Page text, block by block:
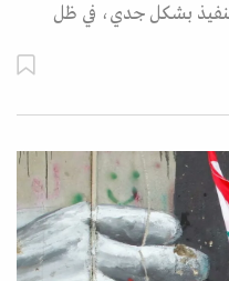
بشكل جدي، في ظل